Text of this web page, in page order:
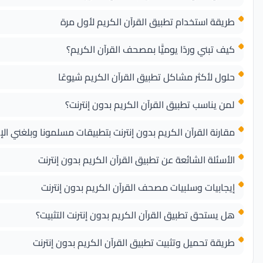
طريقة استخدام تطبيق القرآن الكريم لأول مرة
كيف تبني وردًا يوميًّا بمصحف القرآن الكريم؟
حلول لأكثر مشاكل تطبيق القرآن الكريم شيوعًا
لمن يناسب تطبيق القرآن الكريم بدون إنترنت؟
مقارنة القرآن الكريم بدون إنترنت بتطبيقات مسلمونا وبلغني
الأسئلة الشائعة عن تطبيق القرآن الكريم بدون إنترنت
إيجابيات وسلبيات مصحف القرآن الكريم بدون إنترنت
هل يستحق تطبيق القرآن الكريم بدون إنترنت التثبيت؟
طريقة تحميل وتثبيت تطبيق القرآن الكريم بدون إنترنت